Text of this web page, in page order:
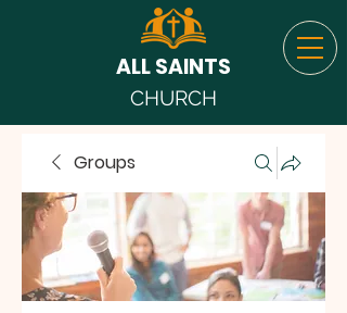
ALL SAINTS
CHURCH
Groups